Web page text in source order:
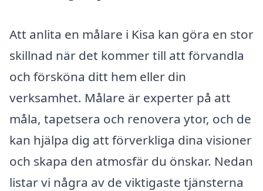
Att anlita en målare i Kisa kan göra en stor
skillnad när det kommer till att förvandla
och försköna ditt hem eller din
verksamhet. Målare är experter på att
måla, tapetsera och renovera ytor, och de
kan hjälpa dig att förverkliga dina visioner
och skapa den atmosfär du önskar. Nedan
listar vi några av de viktigaste tjänsterna